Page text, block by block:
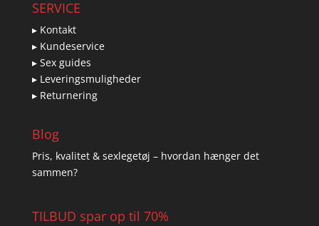
SERVICE
▸ Kontakt
▸ Kundeservice
▸ Sex guides
▸ Leveringsmuligheder
▸ Returnering
Blog
Pris, kvalitet & sexlegetøj – hvordan hænger det
sammen?
TILBUD spar op til 70%